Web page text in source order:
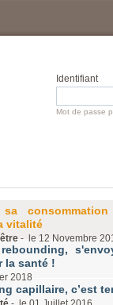
Identifiant
Mot de passe
sa
vitalité
- le 12 Novembre
la santé !
2018
capillaire, c’est